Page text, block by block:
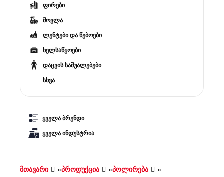
ფირები
მოვლა
ლენტები და წებოები
ხელსაწყოები
დაცვის საშუალებები
სხვა
ყველა ბრენდი
ყველა ინდუსტრია
მთავარი »პროდუქცია »პოლირება
»